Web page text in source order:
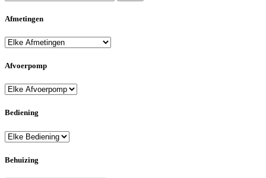
Afmetingen
Afvoerpomp
Bediening
Behuizing